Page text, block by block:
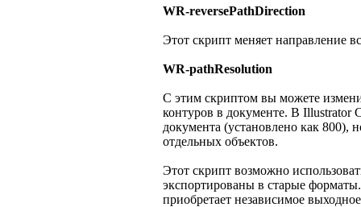
WR-reversePathDirection
Этот скрипт меняет направление
WR-pathResolution
С этим скриптом вы можете
контуров в документе. В Illustrator
документа (установлено как 800),
отдельных объектов.
Этот скрипт возможно
экспортированы в старые
приобретает независимое